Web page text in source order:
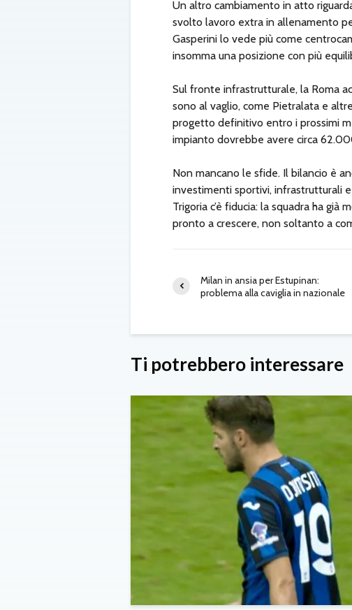
Un altro cambiamento in atto
svolto lavoro extra in allenamento
Gasperini lo vede più come
insomma una posizione con più
Sul fronte infrastrutturale, la Roma
sono al vaglio, come Pietralata e
progetto definitivo entro i prossimi
impianto dovrebbe avere circa
Non mancano le sfide. Il bilancio è
investimenti sportivi, infrastrutturali
Trigoria c’è fiducia: la squadra ha
pronto a crescere, non soltanto a
Milan in ansia per Estupinan:
problema alla caviglia in nazionale
Ti potrebbero interessare